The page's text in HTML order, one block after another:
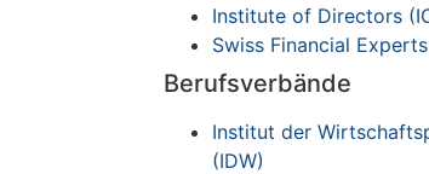
Institute of Directors
Swiss Financial Experts
Berufsverbände
Institut der
(IDW)